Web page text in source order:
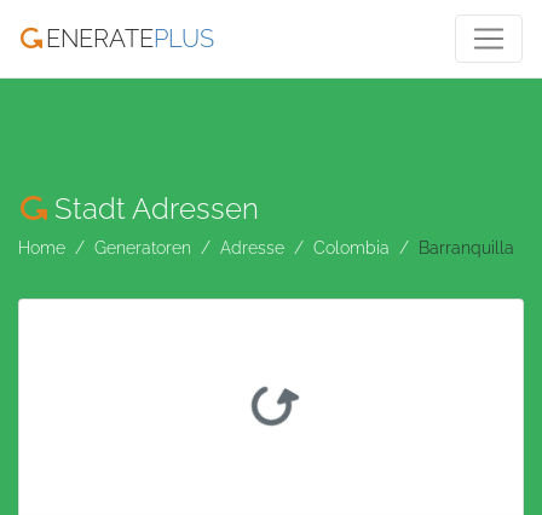
ENERATEPLUS
Stadt Adressen
Home Generatoren Adresse Colombia Barranquilla